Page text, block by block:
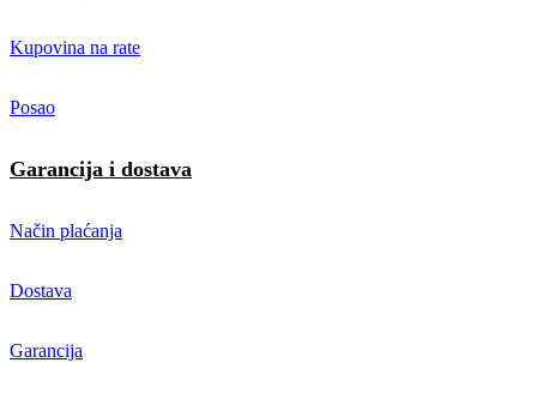
Kupovina na rate
Posao
Garancija i dostava
Način plaćanja
Dostava
Garancija